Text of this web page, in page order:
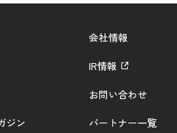
ジン
会社情報
IR情報
お問い合わせ
パートナー一覧